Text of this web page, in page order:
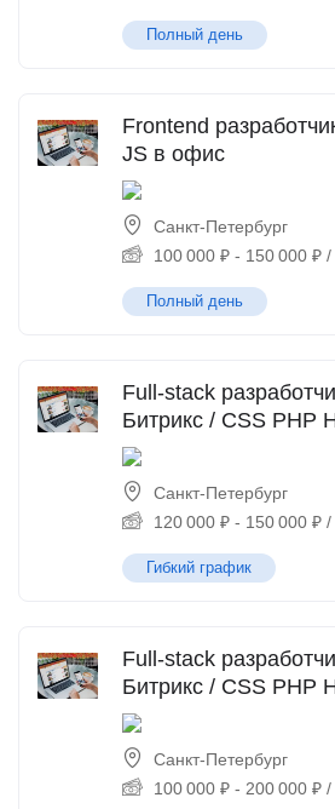
Полный день
Frontend
JS в офис
Санкт-Петербург
100 000 ₽ - 150 000 ₽ /
Полный день
Full-stack
Битрикс / CSS PHP
Санкт-Петербург
120 000 ₽ - 150 000 ₽ /
Гибкий график
Full-stack
Битрикс / CSS PHP
Санкт-Петербург
100 000 ₽ - 200 000 ₽ /